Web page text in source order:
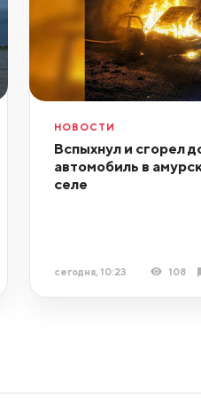
НОВОСТИ
Вспыхнул и сгорел
автомобиль в
селе
сегодня, 10:23 108